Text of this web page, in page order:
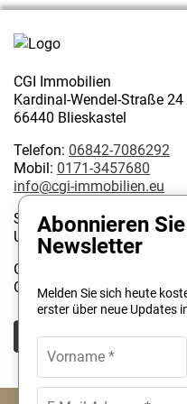
CGI Immobilien
Kardinal-Wendel-Straße 24
66440 Blieskastel
Telefon: 06842-7086292
Mobil: 0171-3457680
info@cgi-immobilien.eu
Steuernummer: 075/222/
USt-IdNr.: DE 314128585
Geschäftsinhaber:
Christophe Garattoni
Abonnieren
Newsletter
Melden Sie sich heute
erster über neue Updates